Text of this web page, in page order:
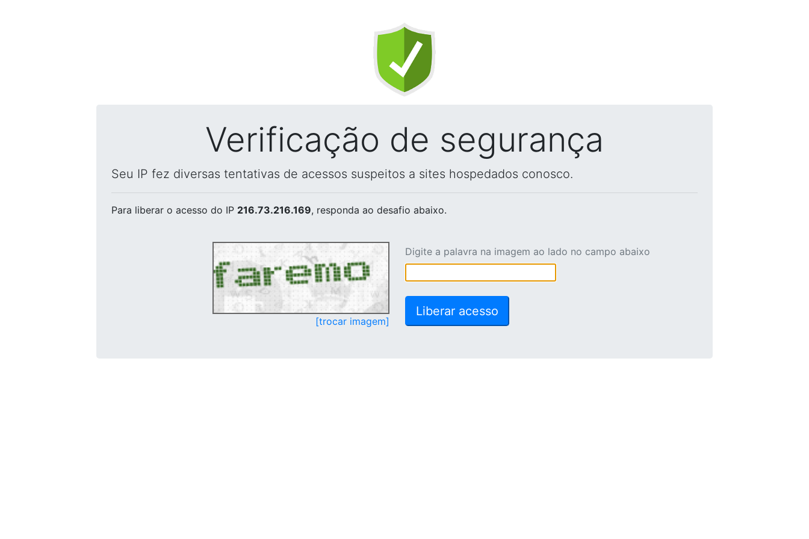
Verificação de segurança
Seu IP fez diversas tentativas de acessos suspeitos a sites hospedados conosco.
Para liberar o acesso do IP 216.73.216.169, responda ao desafio abaixo.
[trocar imagem]
Digite a palavra na imagem ao lado no campo abaixo